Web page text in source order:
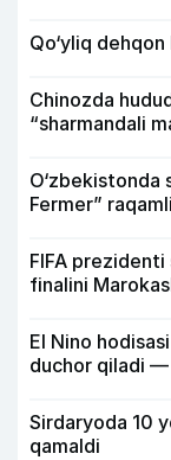
Qo‘yliq
Chinozda
“sharmandali
O‘zbekistonda
Fermer”
FIFA
finalini
El Nino
duchor qiladi —
Sirdaryoda 10
qamaldi